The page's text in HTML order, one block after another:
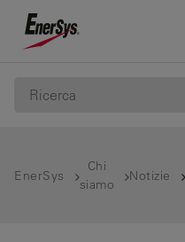
EnerSys
Chi
siamo
Notizie